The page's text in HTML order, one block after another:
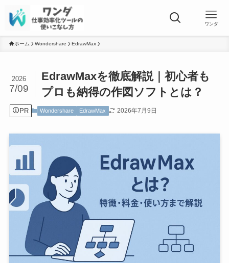
ワンダ
ホーム Wondershare EdrawMax
EdrawMaxを徹底解説｜初心者も
プロも納得の作図ソフトとは？
2026
7/09
PR Wondershare EdrawMax 2026年7月9日